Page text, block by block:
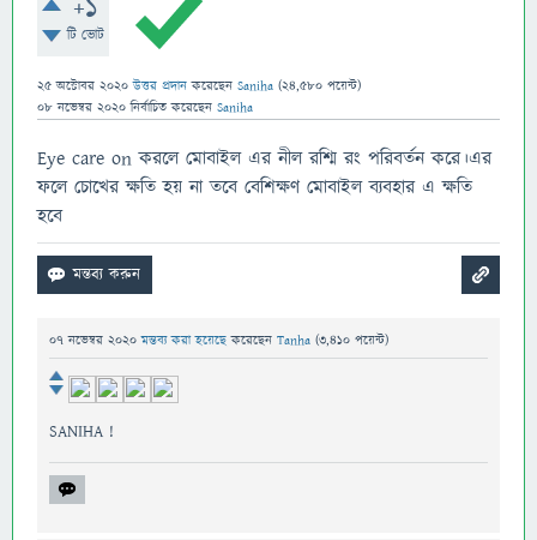
+1
টি ভোট
25 অক্টোবর 2020 উত্তর প্রদান করেছেন Saniha (24,580 পয়েন্ট)
08 নভেম্বর 2020 নির্বাচিত করেছেন Saniha
Eye care on করলে মোবাইল এর নীল রশ্মি রং পরিবর্তন করে।এর
ফলে চোখের ক্ষতি হয় না তবে বেশিক্ষণ মোবাইল ব্যবহার এ ক্ষতি
হবে
07 নভেম্বর 2020 মন্তব্য করা হয়েছেকরেছেন Tanha (3,410 পয়েন্ট)
SANIHA !